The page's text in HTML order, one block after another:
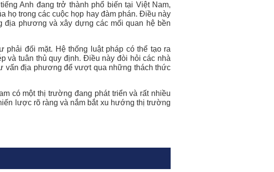
Anh đang trở thành phổ biến tại Việt Nam,
họ trong các cuộc họp hay đàm phán. Điều này
địa phương và xây dựng các mối quan hệ bền
phải đối mặt. Hệ thống luật pháp có thể tạo ra
và tuân thủ quy định. Điều này đòi hỏi các nhà
vấn địa phương để vượt qua những thách thức
có một thị trường đang phát triển và rất nhiều
lược rõ ràng và nắm bắt xu hướng thị trường